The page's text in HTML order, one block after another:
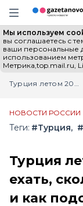
Информационный
Навигация сайта
Мы используем
вы соглашаетесь с
ваши персональные
использованием
Метрика,top.mail.ru,
Все новости
Главная
Лента
Турция летом 2026: стоит ли ехать, сколько это будет стоить и как подстраховаться
НОВОСТИ РОССИИ
Теги: #Турция
Турция
ехать,
и как